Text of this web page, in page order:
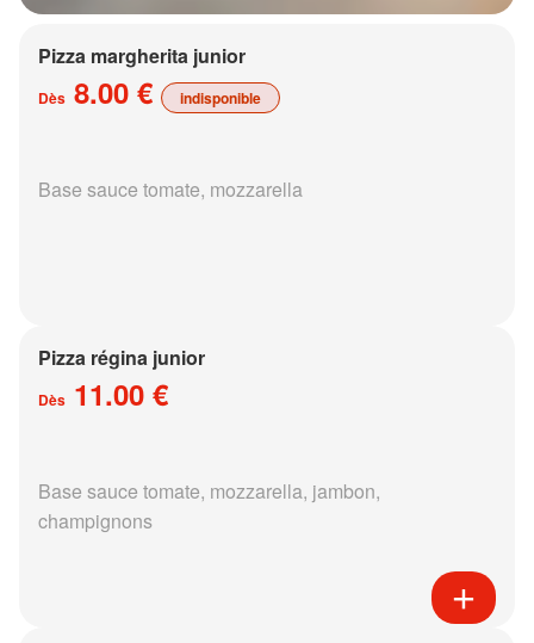
Pizza margherita junior
Dès 8.00 € indisponible
Base sauce tomate, mozzarella
Pizza régina junior
Dès 11.00 €
Base sauce tomate, mozzarella, jambon,
champignons